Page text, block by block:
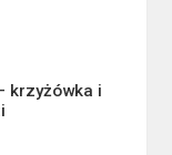
krzyżówka i